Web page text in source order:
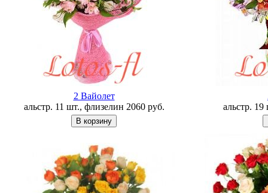
2 Вайолет
альстр. 11 шт., флизелин 2060 руб.
альстр.